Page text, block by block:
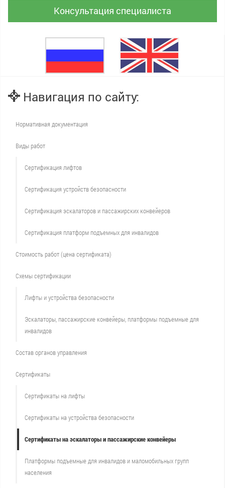
Консультация специалиста
Навигация по сайту:
Нормативная документация
Виды работ
Сертификация лифтов
Сертификация устройств безопасности
Сертификация эскалаторов и пассажирских конвейеров
Сертификация платформ подъемных для инвалидов
Стоимость работ (цена сертификата)
Схемы сертификации
Лифты и устройства безопасности
Эскалаторы, пассажирские конвейеры, платформы подъемные для
инвалидов
Состав органов управления
Сертификаты
Сертификаты на лифты
Сертификаты на устройства безопасности
Сертификаты на эскалаторы и пассажирские конвейеры
Платформы подъемные для инвалидов и маломобильных групп
населения